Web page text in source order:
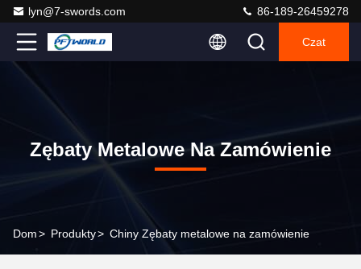
lyn@7-swords.com 86-189-26459278
Czat
Zębaty Metalowe Na Zamówienie
Dom> Produkty> Chiny Zębaty metalowe na zamówienie